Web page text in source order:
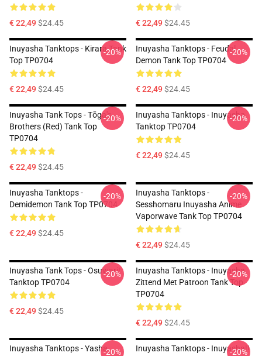
€ 22,49$24.45 € 22,49$24.45
Inuyasha Tanktops - Kirara Tank
Top TP0704
€ 22,49$24.45
-20%
Inuyasha Tanktops - Feudal
Demon Tank Top TP0704
€ 22,49$24.45
-20%
Inuyasha Tank Tops - Tōga's
Brothers (red) Tank Top
TP0704
€ 22,49$24.45
-20%
Inuyasha Tanktops - Inuyasha
Tanktop TP0704
€ 22,49$24.45
-20%
Inuyasha Tanktops -
Demidemon Tank Top TP0704
€ 22,49$24.45
-20%
Inuyasha Tanktops -
Sesshomaru Inuyasha Anime
Vaporwave Tank Top TP0704
€ 22,49$24.45
-20%
Inuyasha Tank Tops - Osuwari!
Tanktop TP0704
€ 22,49$24.45
-20%
Inuyasha Tanktops - Inuyasha
Zittend Met Patroon Tank Top
TP0704
€ 22,49$24.45
-20%
Inuyasha Tanktops - Yasha-20%
Inuyasha Tanktops - Inuyasha!!
-20%